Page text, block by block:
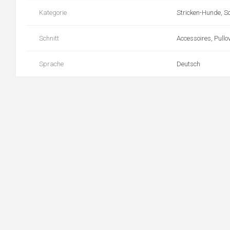
Kategorie Stricken-Hunde,
Schnitt Accessoires,
Sprache Deutsch